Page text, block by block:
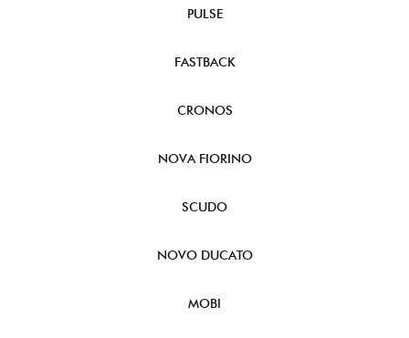
PULSE
FASTBACK
CRONOS
NOVA FIORINO
SCUDO
NOVO DUCATO
MOBI